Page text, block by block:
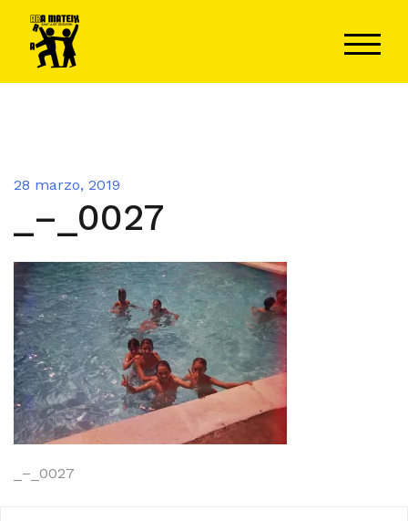
contenido
28 marzo, 2019
_–_0027
Navegación
_–_0027